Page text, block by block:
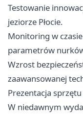
Testowanie
jeziorze Płocie.
Monitoring w
parametrów
Wzrost
zaawansowanej
Prezentacja
W niedawnym